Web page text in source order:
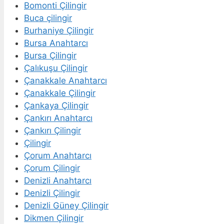
Bomonti Çilingir
Buca çilingir
Burhaniye Çilingir
Bursa Anahtarcı
Bursa Çilingir
Çalıkuşu Çilingir
Çanakkale Anahtarcı
Çanakkale Çilingir
Çankaya Çilingir
Çankırı Anahtarcı
Çankırı Çilingir
Çilingir
Çorum Anahtarcı
Çorum Çilingir
Denizli Anahtarcı
Denizli Çilingir
Denizli Güney Çilingir
Dikmen Çilingir